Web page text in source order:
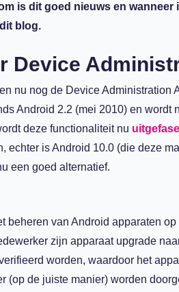
is dit goed nieuws en
blog.
Device
nu nog de Device Administration
Android 2.2 (mei 2010) en wordt
deze functionaliteit nu
echter is Android 10.0 (die deze
een goed alternatief.
beheren van Android apparaten
zijn apparaat upgrade
worden, waardoor het
(op de juiste manier) worden